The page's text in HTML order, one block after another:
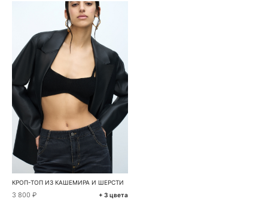
КРОП-ТОП ИЗ КАШЕМИРА И ШЕРСТИ
3 800 ₽ + 3 цвета